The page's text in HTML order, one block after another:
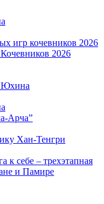
игр кочевников 2026
2026
Юхина
Арча”
Хан-Тенгри
к себе – трехэтапная
и Памире